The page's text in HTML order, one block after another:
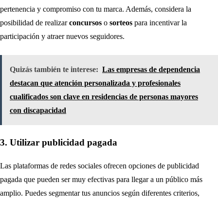
pertenencia y compromiso con tu marca. Además, considera la
posibilidad de realizarconcursos o sorteos para incentivar la
participación y atraer nuevos seguidores.
Quizás también te interese: Las empresas de dependencia
destacan que atención personalizada y profesionales
cualificados son clave en residencias de personas mayores
con discapacidad
3. Utilizar publicidad pagada
Las plataformas de redes sociales ofrecen opciones de publicidad
pagada que pueden ser muy efectivas para llegar a un público más
amplio. Puedes segmentar tus anuncios según diferentes criterios,